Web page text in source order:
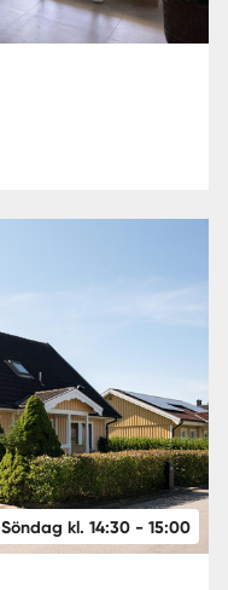
Söndag kl. 14:30 - 15:00